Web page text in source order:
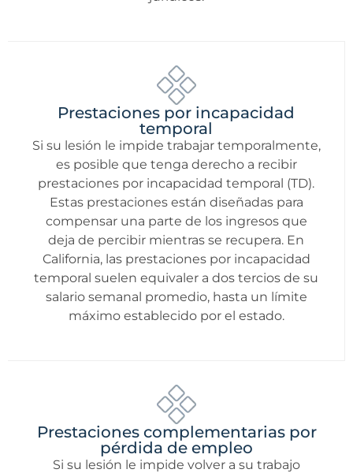
Prestaciones por incapacidad
temporal
Si su lesión le impide trabajar temporalmente,
es posible que tenga derecho a recibir
prestaciones por incapacidad temporal (TD).
Estas prestaciones están diseñadas para
compensar una parte de los ingresos que
deja de percibir mientras se recupera. En
California, las prestaciones por incapacidad
temporal suelen equivaler a dos tercios de su
salario semanal promedio, hasta un límite
máximo establecido por el estado.
Prestaciones complementarias por
pérdida de empleo
Si su lesión le impide volver a su trabajo